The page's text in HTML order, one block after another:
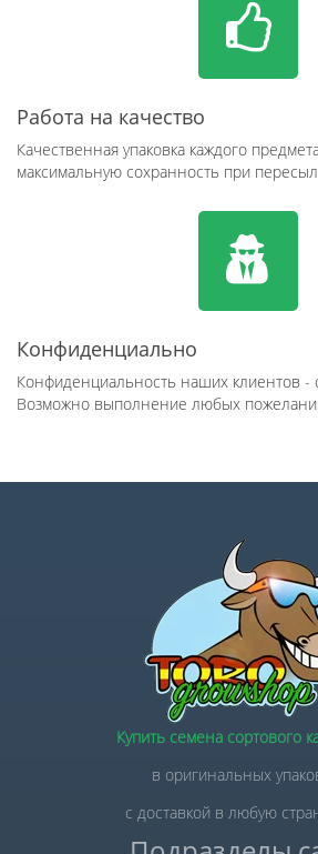
Работа на качество
Качественная упаковка каждого
максимальную сохранность при
Конфиденциально
Конфиденциальность наших клиентов -
Возможно выполнение любых
Купить семена сортового
в оригинальных
с доставкой в любую